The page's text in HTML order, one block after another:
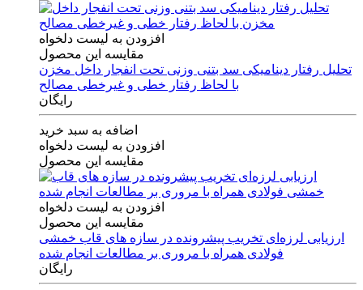
افزودن به لیست دلخواه
مقایسه این محصول
تحلیل رفتار دینامیکی سد بتنی وزنی تحت انفجار داخل مخزن
با لحاظ رفتار خطی و غیرخطی مصالح
رایگان
اضافه به سبد خرید
افزودن به لیست دلخواه
مقایسه این محصول
افزودن به لیست دلخواه
مقایسه این محصول
ارزیابی لرزه‌ای تخریب پیشرونده در سازه های قاب خمشی
فولادی همراه با مروری بر مطالعات انجام شده
رایگان